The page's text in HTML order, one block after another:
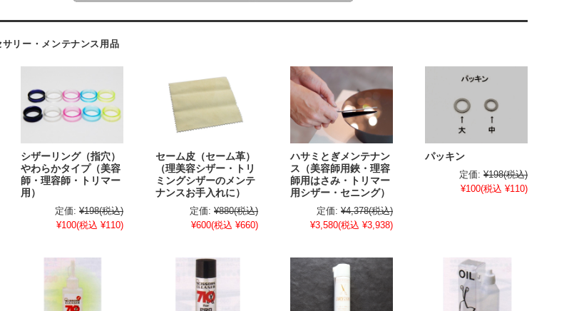
リー・メンテナンス用品
シザーリング（指穴）
やわらかタイプ（美容
師・理容師・トリマー
用）
定価: ¥198(税込)
¥100(税込 ¥110)
セーム皮（セーム革）
（理美容シザー・トリ
ミングシザーのメンテ
ナンスお手入れに）
定価: ¥880(税込)
¥600(税込 ¥660)
ハサミとぎメンテナン
ス（美容師用鋏・理容
師用はさみ・トリマー
用シザー・セニング）
定価: ¥4,378(税込)
¥3,580(税込 ¥3,938)
パッキン
定価: ¥198(税込)
¥100(税込 ¥110)